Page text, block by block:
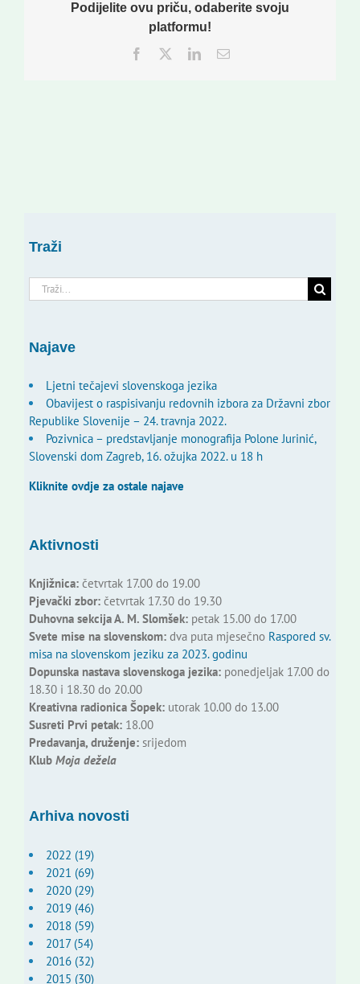
Podijelite ovu priču, odaberite svoju
platformu!
Facebook
TwitterLinkedInEmail:
Traži
Traži...
Najave
Ljetni tečajevi slovenskoga jezika
Obavijest o raspisivanju redovnih izbora za Državni zbor
Republike Slovenije – 24. travnja 2022.
Pozivnica – predstavljanje monografija Polone Jurinić,
Slovenski dom Zagreb, 16. ožujka 2022. u 18 h
Kliknite ovdje za ostale najave
Aktivnosti
Knjižnica:četvrtak 17.00 do 19.00
Pjevački zbor:četvrtak 17.30 do 19.30
Duhovna sekcija A. M. Slomšek:petak 15.00 do 17.00
Svete mise na slovenskom:dva puta mjesečno Raspored sv.
misa na slovenskom jeziku za 2023. godinu
Dopunska nastava slovenskoga jezika:ponedjeljak 17.00 do
18.30 i 18.30 do 20.00
Kreativna radionica Šopek:utorak 10.00 do 13.00
Susreti Prvi petak:18.00
Predavanja, druženje:srijedom
Klub Moja dežela
Arhiva novosti
2022 (19)
2021 (69)
2020 (29)
2019 (46)
2018 (59)
2017 (54)
2016 (32)
2015 (30)